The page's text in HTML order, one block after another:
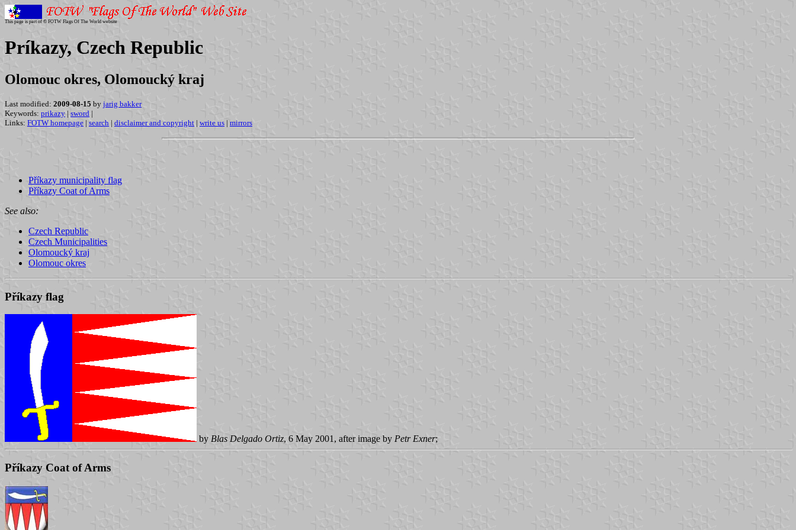
This page is part of © FOTW Flags Of The World website
Príkazy, Czech Republic
Olomouc okres, Olomoucký kraj
Last modified: 2009-08-15 by jarig bakker
Keywords: prikazy | sword |
Links: FOTW homepage | search | disclaimer and copyright | write us | mirrors
Příkazy municipality flag
Příkazy Coat of Arms
See also:
Czech Republic
Czech Municipalities
Olomoucký kraj
Olomouc okres
Příkazy flag
by Blas Delgado Ortiz, 6 May 2001, after image by Petr Exner;
Příkazy Coat of Arms